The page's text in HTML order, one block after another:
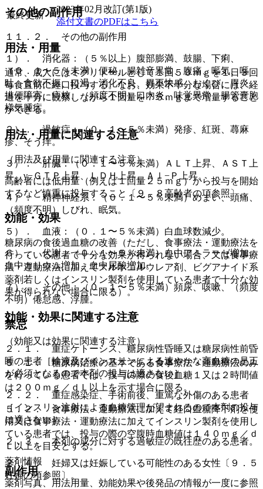
その他の副作用
１１．２． その他の副作用
１）． 消化器：（５％以上）腹部膨満、鼓腸、下痢、
（０．１〜５％未満）便秘、腸雑音異常、腹痛、嘔気、嘔
吐、食欲不振、口渇、消化不良、胃不快感、おくび、胃炎、
排便障害、痔核、（頻度不明）口内炎、味覚異常、腸管嚢胞
様気腫症。
２）． 過敏症：（０．１〜５％未満）発疹、紅斑、蕁麻
疹、そう痒。
３）． 肝臓：（０．１〜５％未満）ＡＬＴ上昇、ＡＳＴ上
昇、γ−ＧＴＰ上昇、ＬＤＨ上昇、Ａｌ−Ｐ上昇。
４）． 精神神経系：（０．１〜５％未満）めまい、頭痛、
（頻度不明）しびれ、眠気。
５）． 血液：（０．１〜５％未満）白血球数減少。
６）． 代謝：（０．１〜５％未満）血中アミラーゼ増加、
血中カリウム増加、血中尿酸増加。
７）． その他：（０．１〜５％未満）頻尿、咳嗽、（頻度
不明）倦怠感、浮腫。
禁忌
２．１． 重症ケトーシス、糖尿病性昏睡又は糖尿病性前昏
睡の患者［輸液及びインスリンによる速やかな高血糖の是正
が必須となるので本剤の投与は適さない］。
２．２． 重症感染症、手術前後、重篤な外傷のある患者
［インスリン注射による血糖管理が望まれるので本剤の投与
は適さない］。
２．３． 本剤の成分に対する過敏症の既往歴のある患者。
２．４． 妊婦又は妊娠している可能性のある女性〔９．５
妊婦の項参照〕。
最終更新
2023年02月改訂(第1版)
添付文書のPDFはこちら
用法・用量
通常、成人にはミグリトールとして１回５０ｍｇを１日３回
毎食直前に経口投与する。なお、効果不十分な場合には、経
過を十分に観察しながら１回量を７５ｍｇまで増量すること
ができる。
用法・用量に関連する注意
（用法及び用量に関連する注意）
高齢者には低用量（例えば１回量２５ｍｇ）から投与を開始
するなど慎重に投与すること〔９．８高齢者の項参照〕。
効能・効果
糖尿病の食後過血糖の改善（ただし、食事療法・運動療法を
行っている患者で十分な効果が得られない場合、又は食事療
法・運動療法に加えてスルホニルウレア剤、ビグアナイド系
薬剤若しくはインスリン製剤を使用している患者で十分な効
果が得られない場合に限る）。
効能・効果に関連する注意
（効能又は効果に関連する注意）
５．１． 糖尿病治療の基本である食事療法・運動療法のみ
を行っている患者では、投与の際の食後血糖１又は２時間値
は２００ｍｇ／ｄＬ以上を示す場合に限る。
５．２． 食事療法・運動療法に加えて経口血糖降下剤を使
用又は食事療法・運動療法に加えてインスリン製剤を使用し
ている患者では、投与の際の空腹時血糖値は１４０ｍｇ／ｄ
Ｌ以上を目安とする。
副作用
薬剤情報
薬剤写真、用法用量、効能効果や後発品の情報が一度に参照